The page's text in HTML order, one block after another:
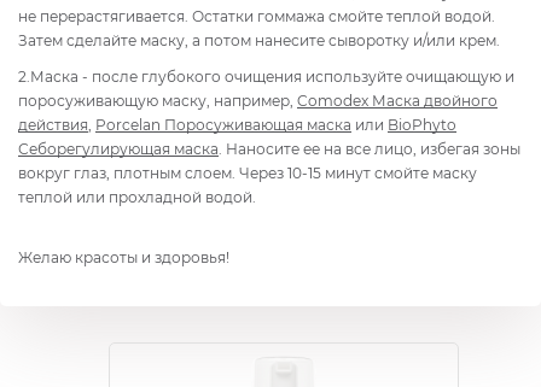
не перерастягивается. Остатки гоммажа смойте теплой водой.
Затем сделайте маску, а потом нанесите сыворотку и/или крем.
2.Маска - после глубокого очищения используйте очищающую и
поросуживающую маску, например, Comodex Маска двойного
действия Porcelan Поросуживающая маска или BioPhyto
Себорегулирующая маска . Наносите ее на все лицо, избегая зоны
вокруг глаз, плотным слоем. Через 10-15 минут смойте маску
теплой или прохладной водой.
Желаю красоты и здоровья!